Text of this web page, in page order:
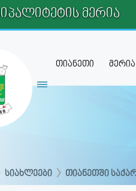
ᲛᲔᲠᲘᲐ
თიანეთი მერია
ᲡᲘᲐᲮᲚᲔᲔᲑᲘ ᲗᲘᲐᲜᲔᲗᲨᲘ